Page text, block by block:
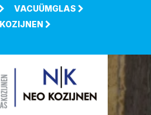
VACUÜMGLAS
KOZIJNEN